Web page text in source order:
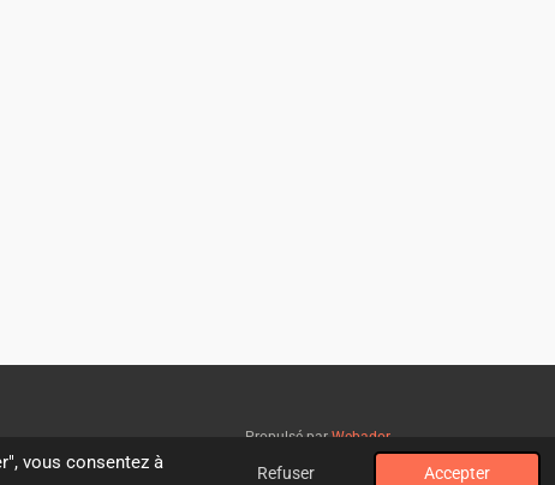
vous consentez à
Refuser Accepter
Propulsé par Webador